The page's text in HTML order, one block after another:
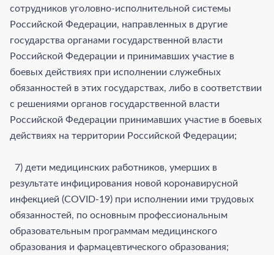
сотрудников уголовно-исполнительной системы
Российской Федерации, направленных в другие
государства органами государственной власти
Российской Федерации и принимавших участие в
боевых действиях при исполнении служебных
обязанностей в этих государствах, либо в соответствии
с решениями органов государственной власти
Российской Федерации принимавших участие в боевых
действиях на территории Российской Федерации;
7) дети медицинских работников, умерших в
результате инфицирования новой коронавирусной
инфекцией (COVID-19) при исполнении ими трудовых
обязанностей, по основным профессиональным
образовательным программам медицинского
образования и фармацевтического образования;